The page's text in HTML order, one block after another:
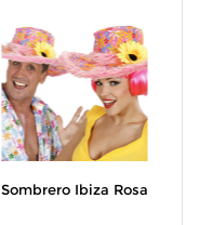
Sombrero Ibiza Rosa